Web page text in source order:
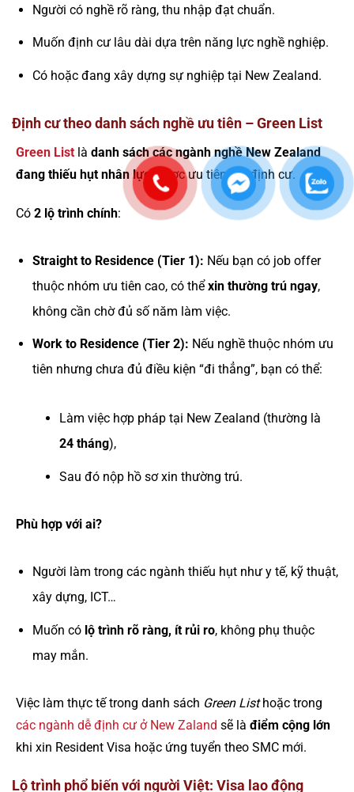
Người có nghề rõ ràng, thu nhập đạt chuẩn.
Muốn định cư lâu dài dựa trên năng lực nghề nghiệp.
Có hoặc đang xây dựng sự nghiệp tại New Zealand.
Định cư theo danh sách nghề ưu tiên – Green List
Green List là danh sách các ngành nghề New Zealand
đang thiếu hụt nhân lực, được ưu tiên xét định cư.
Có 2 lộ trình chính:
Straight to Residence (Tier 1): Nếu bạn có job offer
thuộc nhóm ưu tiên cao, có thểxin thường trú ngay,
không cần chờ đủ số năm làm việc.
Work to Residence (Tier 2): Nếu nghề thuộc nhóm ưu
tiên nhưng chưa đủ điều kiện “đi thẳng”, bạn có thể:
Làm việc hợp pháp tại New Zealand (thường là
24 tháng),
Sau đó nộp hồ sơ xin thường trú.
Phù hợp với ai?
Người làm trong các ngành thiếu hụt như y tế, kỹ thuật,
xây dựng, ICT…
Muốn có lộ trình rõ ràng, ít rủi ro, không phụ thuộc
may mắn.
Việc làm thực tế trong danh sách Green Listhoặc trong
các ngành dễ định cư ở New Zaland sẽ là điểm cộng lớn
khi xin Resident Visa hoặc ứng tuyển theo SMC mới.
Lộ trình phổ biến với người Việt: Visa lao động